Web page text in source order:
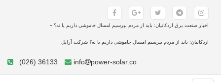
اخبار صنعت برق اردکانیان: باید از مردم بپرسیم امسال خاموشی داریم یا نه؟ -
اردکانیان: باید از مردم بپرسیم امسال خاموشی داریم یا نه؟ شرکت آراپل
info power-solar.co
(026) 36133